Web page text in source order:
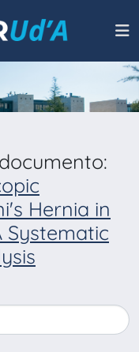
Hernia in
Systematic